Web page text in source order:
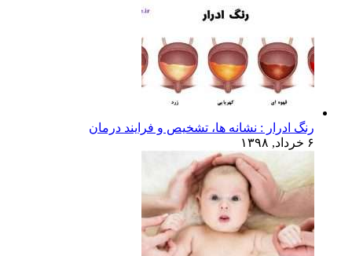
رنگ ادرار : نشانه ها، تشخیص و فرایند درمان
۶ خرداد, ۱۳۹۸